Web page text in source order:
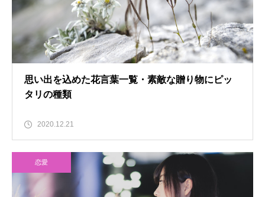
思い出を込めた花言葉一覧・素敵な贈り物にピッ
タリの種類
2020.12.21
恋愛